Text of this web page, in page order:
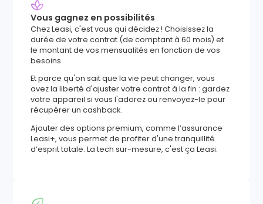
Vous gagnez en possibilités
Chez Leasi, c'est vous qui décidez ! Choisissez la
durée de votre contrat (de comptant à 60 mois) et
le montant de vos mensualités en fonction de vos
besoins.
Et parce qu'on sait que la vie peut changer, vous
avez la liberté d'ajuster votre contrat à la fin : gardez
votre appareil si vous l'adorez ou renvoyez-le pour
récupérer un cashback.
Ajouter des options premium, comme l’assurance
Leasi+, vous permet de profiter d'une tranquillité
d’esprit totale. La tech sur-mesure, c'est ça Leasi.